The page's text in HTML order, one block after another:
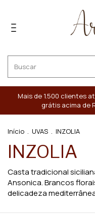
Mais de 1.500 clientes
grátis acima de
Início . UVAS . INZOLIA
INZOLIA
Casta tradicional
Ansonica. Brancos
delicadeza